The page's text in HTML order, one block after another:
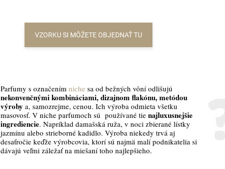
VZORKU SI MÔŽETE OBJEDNAŤ TU
Parfumy s označením niche sa od bežných vôní odlišujú
nekonvenčnými kombináciami, dizajnom flakónu, metódou
výroby a, samozrejme, cenou. Ich výroba odmieta všetku
masovosť. V niche parfumoch sú používané tie najluxusnejšie
ingrediencie. Napríklad damašská ruža, v noci zbierané lístky
jazmínu alebo strieborné kadidlo. Výroba niekedy trvá aj
desaťročie keďže výrobcovia, ktorí sú najmä malí podnikatelia si
dávajú veľmi záležať na miešaní toho najlepšieho.